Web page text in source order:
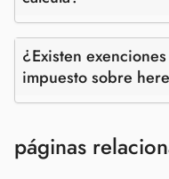
¿Existen
impuesto sobre
páginas